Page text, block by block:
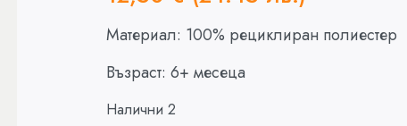
Материал: 100% рециклиран полиестер
Възраст: 6+ месеца
Налични 2